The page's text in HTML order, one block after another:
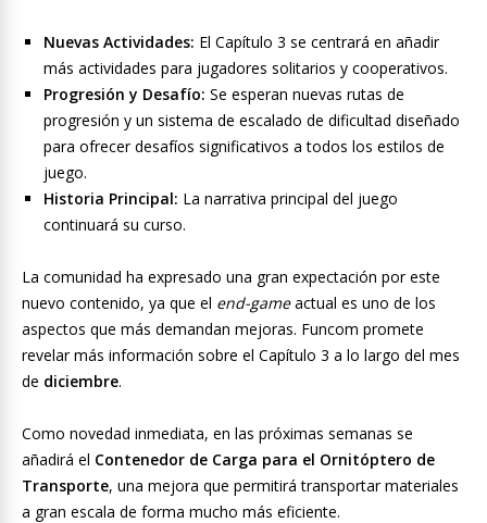
Nuevas Actividades: El Capítulo 3 se centrará en añadir
más actividades para jugadores solitarios y cooperativos.
Progresión y Desafío: Se esperan nuevas rutas de
progresión y un sistema de escalado de dificultad diseñado
para ofrecer desafíos significativos a todos los estilos de
juego.
Historia Principal: La narrativa principal del juego
continuará su curso.
La comunidad ha expresado una gran expectación por este
nuevo contenido, ya que el end-gameactual es uno de los
aspectos que más demandan mejoras. Funcom promete
revelar más información sobre el Capítulo 3 a lo largo del mes
de diciembre.
Como novedad inmediata, en las próximas semanas se
añadirá el Contenedor de Carga para el Ornitóptero de
Transporte, una mejora que permitirá transportar materiales
a gran escala de forma mucho más eficiente.